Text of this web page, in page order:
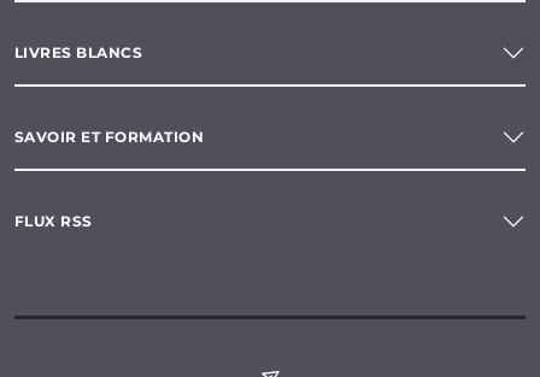
LIVRES BLANCS
SAVOIR ET FORMATION
FLUX RSS